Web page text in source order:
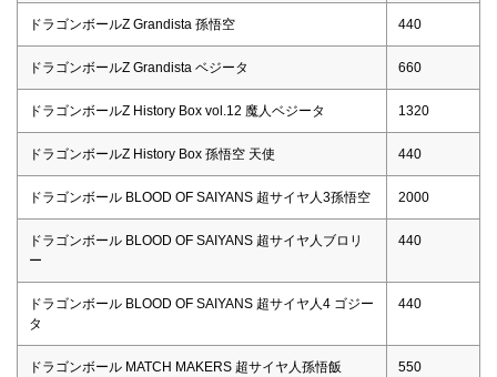
ドラゴンボールZ Grandista 孫悟空 440
ドラゴンボールZ Grandista ベジータ 660
ドラゴンボールZ History Box vol.12 魔人ベジータ 1320
ドラゴンボールZ History Box 孫悟空 天使 440
ドラゴンボール BLOOD OF SAIYANS 超サイヤ人3孫悟空 2000
ドラゴンボール BLOOD OF SAIYANS 超サイヤ人ブロリ
ー
440
ドラゴンボール BLOOD OF SAIYANS 超サイヤ人4 ゴジー
タ
440
ドラゴンボール MATCH MAKERS 超サイヤ人孫悟飯
550